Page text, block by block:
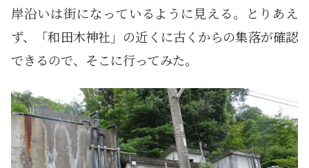
岸沿いは街になっているように見える。とりあえ
ず、「和田木神社」の近くに古くからの集落が確認
できるので、そこに行ってみた。